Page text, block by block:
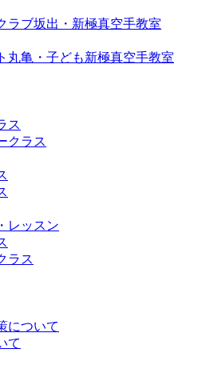
ラブ坂出・新極真空手教室
丸亀・子ども新極真空手教室
ス
クラス
レッスン
ラス
について
て